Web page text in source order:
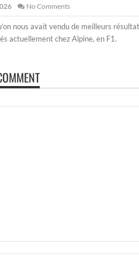
No Comments
nous avait vendu de meilleurs
actuellement chez Alpine, en F1.